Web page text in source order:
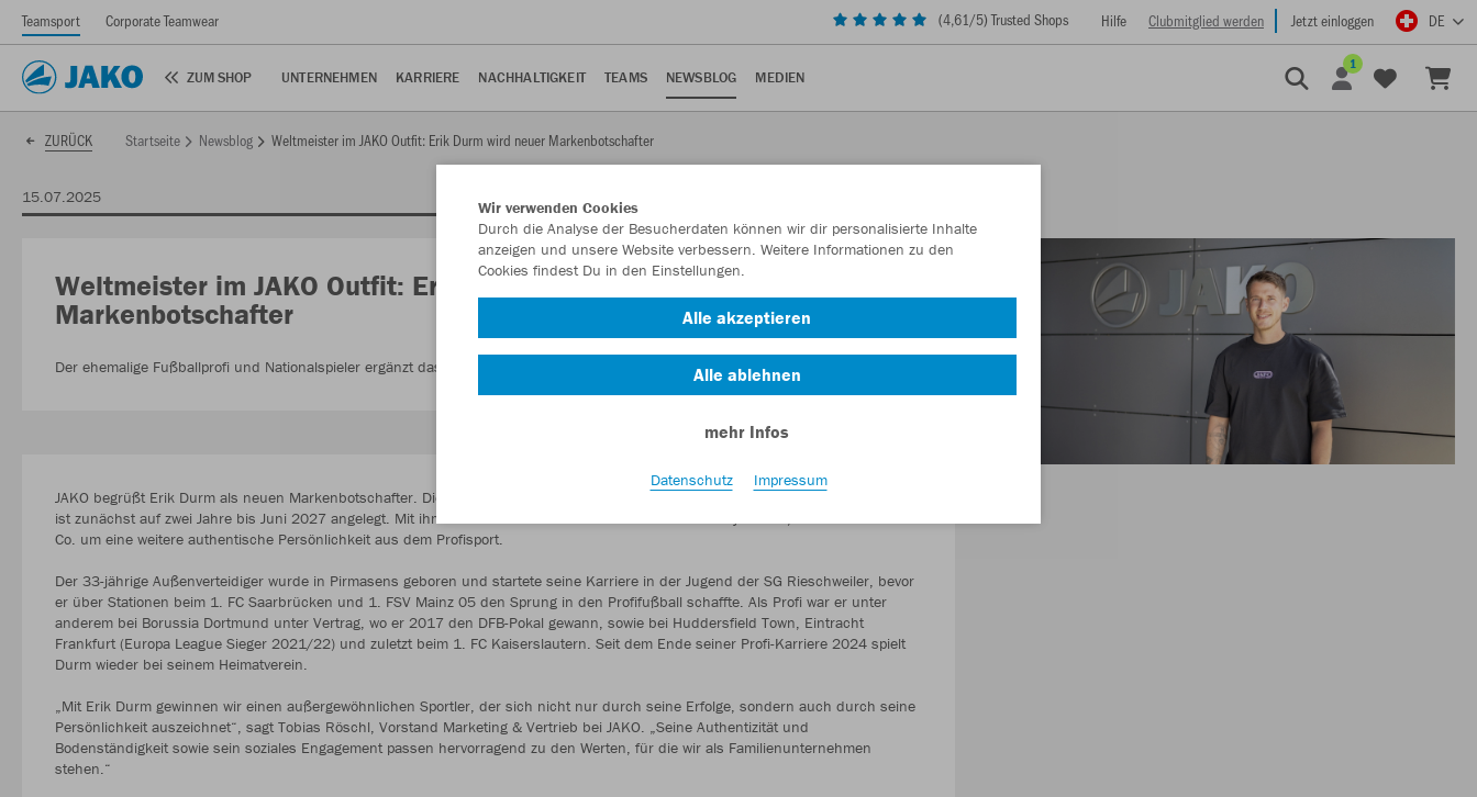
Teamsport Corporate Teamwear (4,61/5) Trusted Shops Hilfe Clubmitglied werden Jetzt einloggen DE
ZUM SHOP UNTERNEHMEN KARRIERE NACHHALTIGKEIT TEAMS NEWSBLOG MEDIEN
1
ZURÜCK Startseite Newsblog Weltmeister im JAKO Outfit: Erik Durm wird neuer Markenbotschafter
15.07.2025
Weltmeister im JAKO Outfit: Erik Durm wird neuer
Markenbotschafter
Der ehemalige Fußballprofi und Nationalspieler ergänzt das JAKO Markenbotschafter-Team.
JAKO begrüßt Erik Durm als neuen Markenbotschafter. Die Partnerschaft mit dem ehemaligen Fußballprofi und Weltmeister 2014
ist zunächst auf zwei Jahre bis Juni 2027 angelegt. Mit ihm wächst das Markenbotschafter-Team um Diyar Acar, Timo Hildebrand &
Co. um eine weitere authentische Persönlichkeit aus dem Profisport.
Der 33-jährige Außenverteidiger wurde in Pirmasens geboren und startete seine Karriere in der Jugend der SG Rieschweiler, bevor
er über Stationen beim 1. FC Saarbrücken und 1. FSV Mainz 05 den Sprung in den Profifußball schaffte. Als Profi war er unter
anderem bei Borussia Dortmund unter Vertrag, wo er 2017 den DFB-Pokal gewann, sowie bei Huddersfield Town, Eintracht
Frankfurt (Europa League Sieger 2021/22) und zuletzt beim 1. FC Kaiserslautern. Seit dem Ende seiner Profi-Karriere 2024 spielt
Durm wieder bei seinem Heimatverein.
„Mit Erik Durm gewinnen wir einen außergewöhnlichen Sportler, der sich nicht nur durch seine Erfolge, sondern auch durch seine
Persönlichkeit auszeichnet“, sagt Tobias Röschl, Vorstand Marketing & Vertrieb bei JAKO. „Seine Authentizität und
Bodenständigkeit sowie sein soziales Engagement passen hervorragend zu den Werten, für die wir als Familienunternehmen
stehen.“
Wir verwenden Cookies
Durch die Analyse der Besucherdaten können wir dir personalisierte Inhalte
anzeigen und unsere Website verbessern. Weitere Informationen zu den
Cookies findest Du in den Einstellungen.
Alle akzeptieren
Alle ablehnen
mehr Infos
Datenschutz Impressum